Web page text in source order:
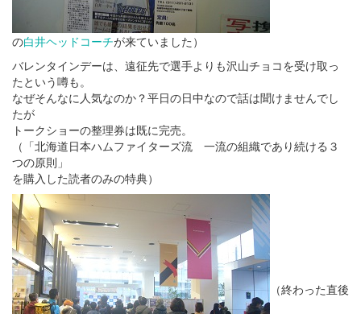
の白井ヘッドコーチが来ていました）
バレンタインデーは、遠征先で選手よりも沢山チョコを受け取っ
たという噂も。
なぜそんなに人気なのか？平日の日中なので話は聞けませんでし
たが
トークショーの整理券は既に完売。
（「北海道日本ハムファイターズ流 一流の組織であり続ける３
つの原則」
を購入した読者のみの特典）
（終わった直後